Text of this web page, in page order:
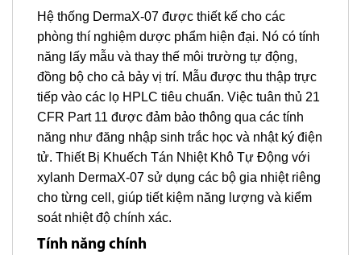
Hệ thống DermaX-07 được thiết kế cho các
phòng thí nghiệm dược phẩm hiện đại. Nó có tính
năng lấy mẫu và thay thế môi trường tự động,
đồng bộ cho cả bảy vị trí. Mẫu được thu thập trực
tiếp vào các lọ HPLC tiêu chuẩn. Việc tuân thủ 21
CFR Part 11 được đảm bảo thông qua các tính
năng như đăng nhập sinh trắc học và nhật ký điện
tử. Thiết Bị Khuếch Tán Nhiệt Khô Tự Động với
xylanh DermaX-07 sử dụng các bộ gia nhiệt riêng
cho từng cell, giúp tiết kiệm năng lượng và kiểm
soát nhiệt độ chính xác.
Tính năng chính